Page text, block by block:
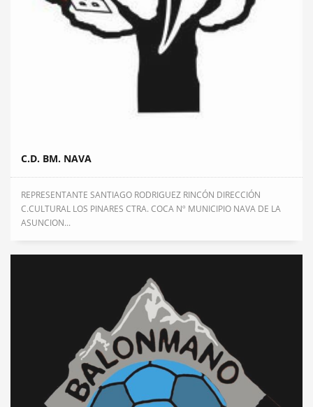
C.D. BM. NAVA
REPRESENTANTE SANTIAGO RODRIGUEZ RINCÓN DIRECCIÓN
C.CULTURAL LOS PINARES CTRA. COCA Nº MUNICIPIO NAVA DE LA
ASUNCION...